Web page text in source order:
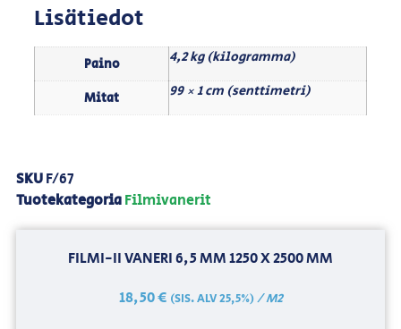
Lisätiedot
Paino 4,2 kg (kilogramma)
Mitat 99 × 1 cm (senttimetri)
SKUF/67
TuotekategoriaFilmivanerit
FILMI-II VANERI 6,5 MM 1250 X 2500 MM
18,50€ (SIS. ALV 25,5%)/ M2